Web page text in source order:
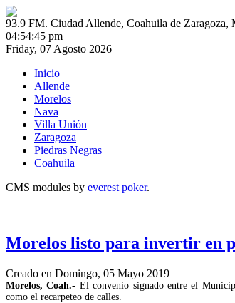
93.9 FM. Ciudad Allende, Coahuila de Zaragoza,
04:54:45 pm
Friday, 07 Agosto 2026
Inicio
Allende
Morelos
Nava
Villa Unión
Zaragoza
Piedras Negras
Coahuila
CMS modules by everest poker.
Morelos listo para invertir en
Creado en Domingo, 05 Mayo 2019
Morelos, Coah.- El convenio signado entre el
como el recarpeteo de calles.